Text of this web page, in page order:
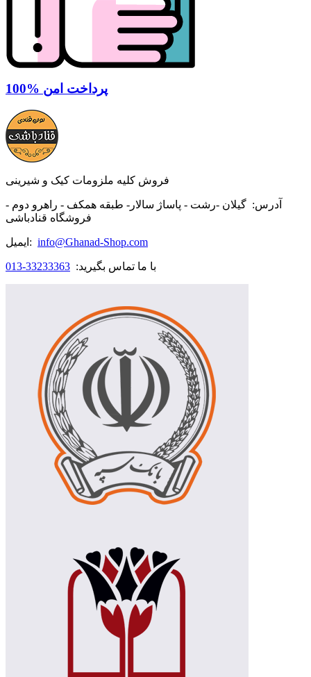
100% پرداخت امن
فروش کلیه ملزومات کیک و شیرینی
آدرس: گیلان -رشت - پاساژ سالار- طبقه همکف - راهرو دوم -
فروشگاه قنادباشی
ایمیل: info@Ghanad-Shop.com
با ما تماس بگیرید: 33233363-013